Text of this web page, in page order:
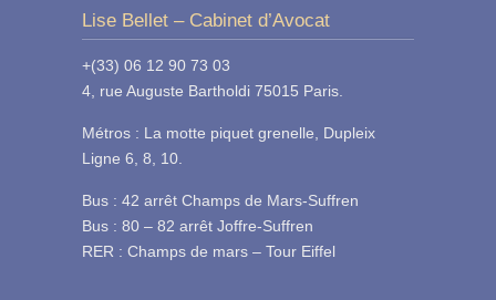
Lise Bellet – Cabinet d’Avocat
+(33) 06 12 90 73 03
4, rue Auguste Bartholdi 75015 Paris.
Métros : La motte piquet grenelle, Dupleix
Ligne 6, 8, 10.
Bus : 42 arrêt Champs de Mars-Suffren
Bus : 80 – 82 arrêt Joffre-Suffren
RER : Champs de mars – Tour Eiffel